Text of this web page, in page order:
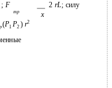
; F 2 rL; силу
тр x
(P1P2 ) r2